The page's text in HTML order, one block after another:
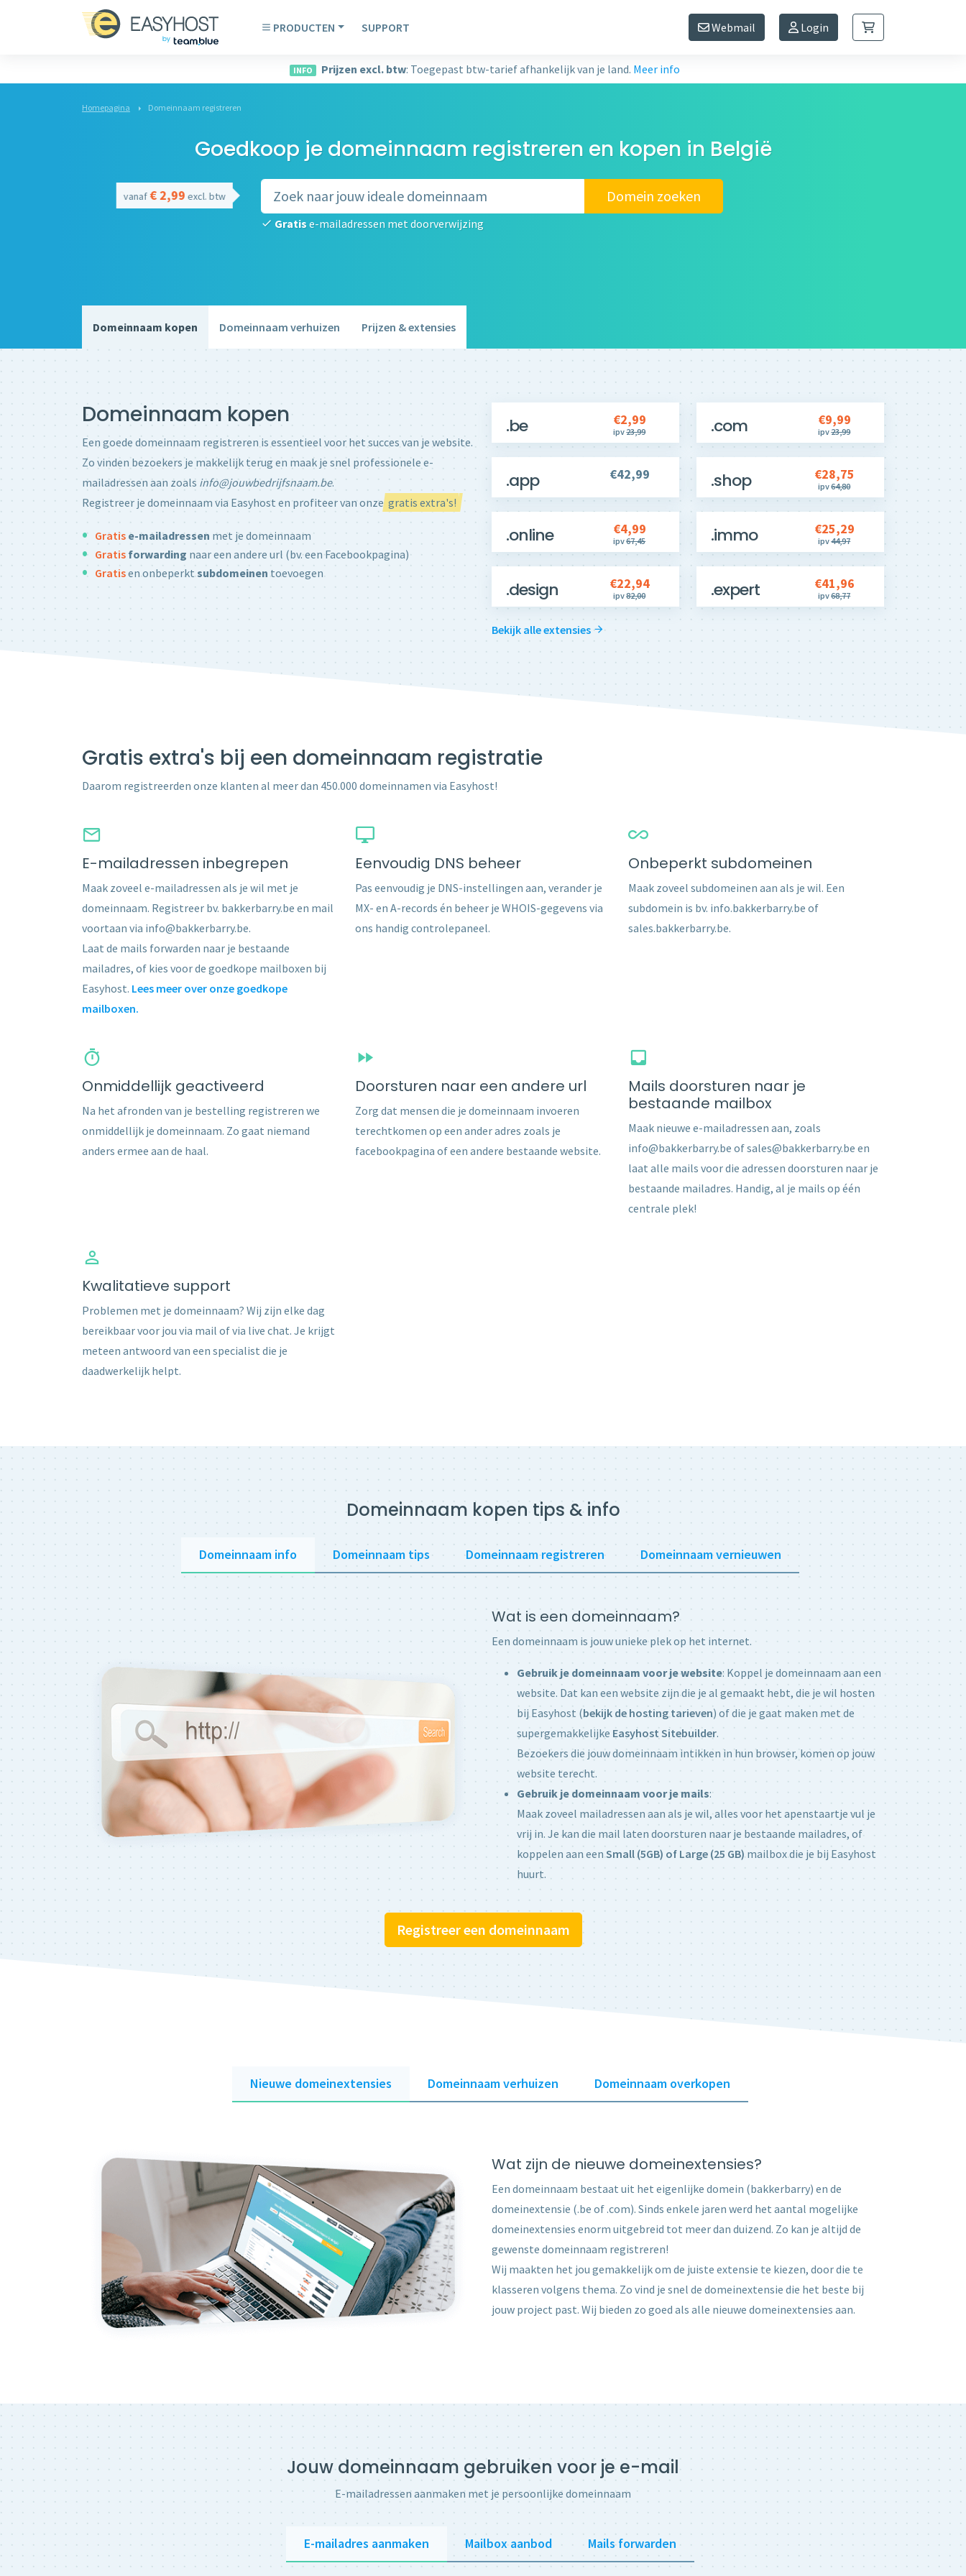
PRODUCTEN SUPPORT Webmail Login
INFO Prijzen excl. btw: Toegepast btw-tarief afhankelijk van je land. Meer info
Homepagina Domeinnaam registreren
Goedkoop je domeinnaam registreren en kopen in België
vanaf€ 2,99excl. btw
Gratise-mailadressen met doorverwijzing
Domein zoeken
Domeinnaam kopen Domeinnaam verhuizen Prijzen & extensies
Domeinnaam kopen
Een goede domeinnaam registreren is essentieel voor het succes van je website.
Zo vinden bezoekers je makkelijk terug en maak je snel professionele e-
mailadressen aan zoals info@jouwbedrijfsnaam.be.
Registreer je domeinnaam via Easyhost en profiteer van onze gratis extra's!
Gratis e-mailadressen met je domeinnaam
Gratis forwarding naar een andere url (bv. een Facebookpagina)
Gratisen onbeperktsubdomeinen toevoegen
.be €2,99
ipv23,99 .com €9,99
ipv23,99
.app €42,99 .shop €28,75
ipv64,80
.online €4,99
ipv67,45 .immo €25,29
ipv44,97
.design €22,94
ipv82,00 .expert €41,96
ipv68,77
Bekijk alle extensies
Gratis extra's bij een domeinnaam registratie
Daarom registreerden onze klanten al meer dan 450.000 domeinnamen via Easyhost!
E-mailadressen inbegrepen
Maak zoveel e-mailadressen als je wil met je
domeinnaam. Registreer bv. bakkerbarry.be en mail
voortaan via info@bakkerbarry.be.
Laat de mails forwarden naar je bestaande
mailadres, of kies voor de goedkope mailboxen bij
Easyhost. Lees meer over onze goedkope
mailboxen.
Eenvoudig DNS beheer
Pas eenvoudig je DNS-instellingen aan, verander je
MX- en A-records én beheer je WHOIS-gegevens via
ons handig controlepaneel.
Onbeperkt subdomeinen
Maak zoveel subdomeinen aan als je wil. Een
subdomein is bv. info.bakkerbarry.be of
sales.bakkerbarry.be.
Onmiddellijk geactiveerd
Na het afronden van je bestelling registreren we
onmiddellijk je domeinnaam. Zo gaat niemand
anders ermee aan de haal.
Doorsturen naar een andere url
Zorg dat mensen die je domeinnaam invoeren
terechtkomen op een ander adres zoals je
facebookpagina of een andere bestaande website.
Mails doorsturen naar je
bestaande mailbox
Maak nieuwe e-mailadressen aan, zoals
info@bakkerbarry.be of sales@bakkerbarry.be en
laat alle mails voor die adressen doorsturen naar je
bestaande mailadres. Handig, al je mails op één
centrale plek!
Kwalitatieve support
Problemen met je domeinnaam? Wij zijn elke dag
bereikbaar voor jou via mail of via live chat. Je krijgt
meteen antwoord van een specialist die je
daadwerkelijk helpt.
Domeinnaam kopen tips & info
Domeinnaam info Domeinnaam tips Domeinnaam registreren Domeinnaam vernieuwen
Wat is een domeinnaam?
Een domeinnaam is jouw unieke plek op het internet.
Gebruik je domeinnaam voor je website: Koppel je domeinnaam aan een
website. Dat kan een website zijn die je al gemaakt hebt, die je wil hosten
bij Easyhost (bekijk de hosting tarieven) of die je gaat maken met de
supergemakkelijke Easyhost Sitebuilder.
Bezoekers die jouw domeinnaam intikken in hun browser, komen op jouw
website terecht.
Gebruik je domeinnaam voor je mails:
Maak zoveel mailadressen aan als je wil, alles voor het apenstaartje vul je
vrij in. Je kan die mail laten doorsturen naar je bestaande mailadres, of
koppelen aan eenSmall (5GB) of Large (25 GB)mailbox die je bij Easyhost
huurt.
Registreer een domeinnaam
Nieuwe domeinextensies Domeinnaam verhuizen Domeinnaam overkopen
Wat zijn de nieuwe domeinextensies?
Een domeinnaam bestaat uit het eigenlijke domein (bakkerbarry) en de
domeinextensie (.be of .com). Sinds enkele jaren werd het aantal mogelijke
domeinextensies enorm uitgebreid tot meer dan duizend. Zo kan je altijd de
gewenste domeinnaam registreren!
Wij maakten het jou gemakkelijk om de juiste extensie te kiezen, door die te
klasseren volgens thema. Zo vind je snel de domeinextensie die het beste bij
jouw project past. Wij bieden zo goed als alle nieuwe domeinextensies aan.
Jouw domeinnaam gebruiken voor je e-mail
E-mailadressen aanmaken met je persoonlijke domeinnaam
E-mailadres aanmaken Mailbox aanbod Mails forwarden